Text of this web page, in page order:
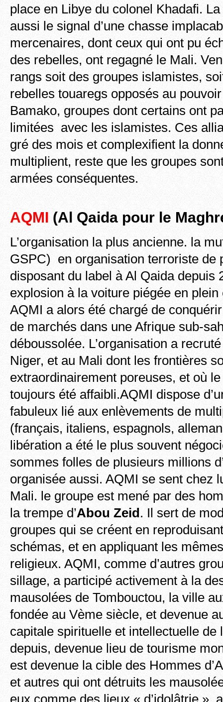
place en Libye du colonel Khadafi.
aussi le signal d’une chasse
mercenaires, dont ceux qui ont pu
des rebelles, ont regagné le Mali.
rangs soit des groupes islamistes,
rebelles touaregs opposés au
Bamako, groupes dont certains ont
limitées avec les islamistes. Ces
gré des mois et complexifient la
multiplient, reste que les groupes
armées conséquentes.
AQMI (Al Qaida pour le
L’organisation la plus ancienne. la
GSPC) en organisation terroriste de
disposant du label à Al Qaida depuis
explosion à la voiture piégée en plein
AQMI a alors été chargé de
de marchés dans une Afrique sub-
déboussolée. L’organisation a
Niger, et au Mali dont les frontières
extraordinairement poreuses, et où
toujours été affaibli.AQMI dispose
fabuleux lié aux enlèvements de
(français, italiens, espagnols,
libération a été le plus souvent
sommes folles de plusieurs millions
organisée aussi. AQMI se sent chez
Mali. le groupe est mené par des
la trempe d’Abou Zeid. Il sert de
groupes qui se créent en
schémas, et en appliquant les
religieux. AQMI, comme d’autres
sillage, a participé activement à la
mausolées de Tombouctou, la ville
fondée au Vème siècle, et devenue
capitale spirituelle et intellectuelle de
depuis, devenue lieu de tourisme
est devenue la cible des Hommes
et autres qui ont détruits les
eux comme des lieux « d’idolâtrie »,